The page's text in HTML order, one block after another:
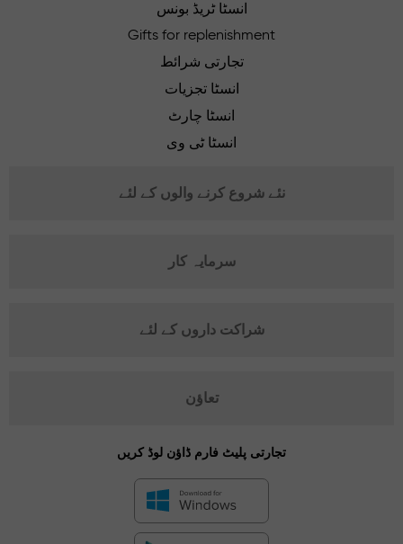
انسٹا ٹریڈ بونس
Gifts for replenishment
تجارتی شرائط
انسٹا تجزیات
انسٹا چارٹ
انسٹا ٹی وی
نئے شروع کرنے والوں کے لئے
سرمایہ کار
شراکت داروں کے لئے
تعاؤن
تجارتی پلیٹ فارم ڈاؤن لوڈ کریں